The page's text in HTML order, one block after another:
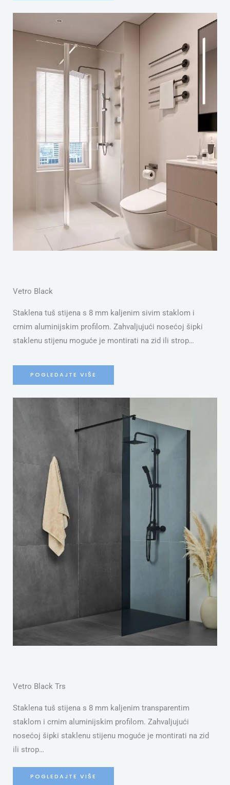
Vetro Black
Staklena tuš stijena s 8 mm kaljenim sivim staklom i
crnim aluminijskim profilom. Zahvaljujući nosećoj šipki
staklenu stijenu moguće je montirati na zid ili strop…
POGLEDAJTE VIŠE
Vetro Black Trs
Staklena tuš stijena s 8 mm kaljenim transparentim
staklom i crnim aluminijskim profilom. Zahvaljujući
nosećoj šipki staklenu stijenu moguće je montirati na zid
ili strop…
POGLEDAJTE VIŠE